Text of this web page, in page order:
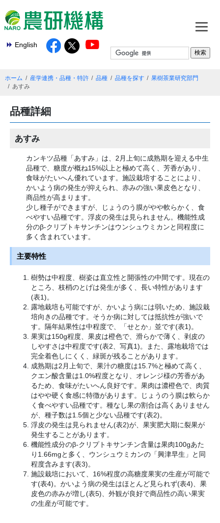
English
ホーム 産学連携・品種・特許 品種 品種を探す
果樹茶業研究部門
あすみ
品種詳細
あすみ
カンキツ品種「あすみ」は、2月上旬に成熟期を迎える中生
品種で、糖度が概ね15%以上と極めて高く、芳香があり、
食味がたいへん優れています。施設栽培することにより、
かいよう病の発生が抑えられ、赤みの強い果皮色となり、
商品性が高まります。
少し種子ができますが、じょうのう膜がやや軟らかく、食
べやすい品種です。浮皮の発生は見られません。機能性成
分のβ-クリプトキサンチンはウンシュウミカンと同程度に
多く含まれています。
主要特性
樹勢は中程度、樹姿は直立性と開張性の中間です。現在の
ところ、枝梢のとげは発生が多く、長い特性があります
(表1)。
露地栽培も可能ですが、かいよう病には弱いため、施設栽
培向きの品種です。そうか病に対しては抵抗性が強いで
す。隔年結果性は中程度で、「せとか」並です(表1)。
果実は150g程度、果皮は橙色で、滑らかで薄く、剥皮の
しやすさは中程度です(表2、写真1)。また、露地栽培では
完全着色しにくく、緑斑が残ることがあります。
成熟期は2月上旬で、果汁の糖度は15.7%と極めて高く、
クエン酸含量は1.0%程度となり、オレンジ様の芳香があ
るため、食味がたいへん良好です。果肉は濃橙色で、肉質
はやや硬く食感に特徴があります。じょうのう膜は軟らか
く食べやすい品種です。種なし果の割合は高くありません
が、種子数は1.5個と少ない品種です(表2)。
浮皮の発生は見られません(表2)が、果実肥大期に裂果が
発生することがあります。
機能性成分のβ-クリプトキサンチン含量は果肉100gあた
り1.66mgと多く、ウンシュウミカンの「興津早生」と同
程度含みます(表3)。
施設栽培において、16%程度の高糖度果実の生産が可能で
す(表4)。かいよう病の発生はほとんど見られず(表4)、果
皮色の赤みが増し(表5)、外観が良好で商品性の高い果実
の生産が可能です。